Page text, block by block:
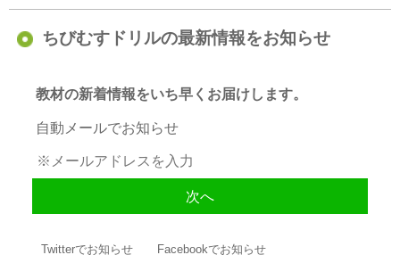
ちびむすドリルの最新情報をお知らせ
教材の新着情報をいち早くお届けします。
自動メールでお知らせ
Twitterでお知らせ Facebookでお知らせ